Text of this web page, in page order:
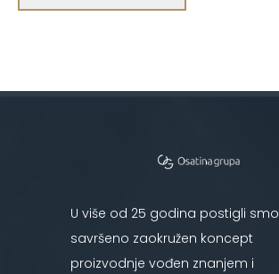
U više od 25 godina postigli smo
savršeno zaokružen koncept
proizvodnje vođen znanjem i